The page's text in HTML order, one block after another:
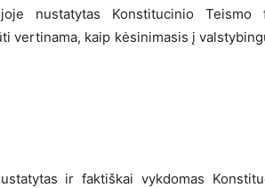
nustatytas Konstitucinio
vertinama, kaip kėsinimasis į
ir faktiškai vykdomas